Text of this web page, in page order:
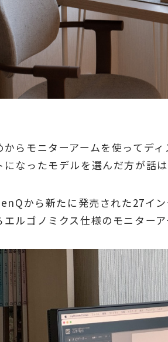
からモニターアームを使ってデ
になったモデルを選んだ方が話
から新たに発売された27イ
エルゴノミクス仕様のモニター